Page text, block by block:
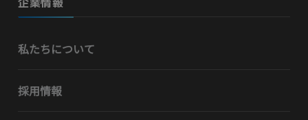
私たちについて
採用情報